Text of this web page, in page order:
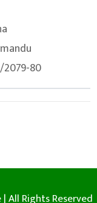
80
All Rights Reserved